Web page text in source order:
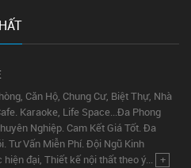
Căn Hộ, Chung Cư, Biệt Thự, Nhà
Karaoke, Life Space...Đa Phong
Nghiệp. Cam Kết Giá Tốt. Đa
Tư Vấn Miễn Phí. Đội Ngũ Kinh
đại, Thiết kế nội thất theo ý... +